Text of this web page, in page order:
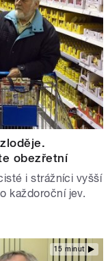
obezřetní
i strážníci vyšší
každoroční jev.
15 minut